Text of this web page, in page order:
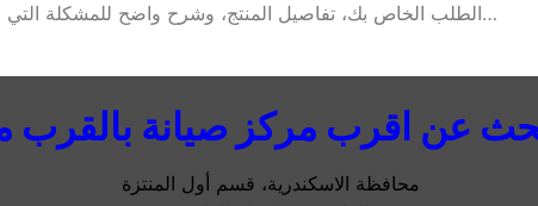
الطلب الخاص بك، تفاصيل المنتج، وشرح واضح للمشكلة التي…
عن اقرب مركز صيانة بالقرب
محافظة الاسكندرية، قسم أول المنتزة